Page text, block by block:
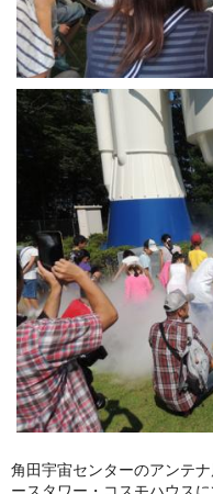
角田宇宙センターのアンテ